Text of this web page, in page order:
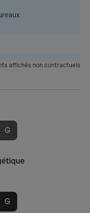
affichés non contractuels
G
G